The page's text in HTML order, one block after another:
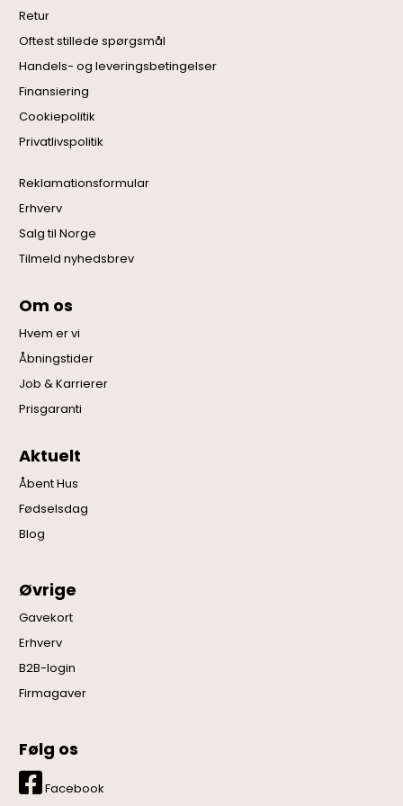
Retur
Oftest stillede spørgsmål
Handels- og leveringsbetingelser
Finansiering
Cookiepolitik
Privatlivspolitik
Reklamationsformular
Erhverv
Salg til Norge
Tilmeld nyhedsbrev
Om os
Hvem er vi
Åbningstider
Job & Karrierer
Prisgaranti
Aktuelt
Åbent Hus
Fødselsdag
Blog
Øvrige
Gavekort
Erhverv
B2B-login
Firmagaver
Følg os
Facebook